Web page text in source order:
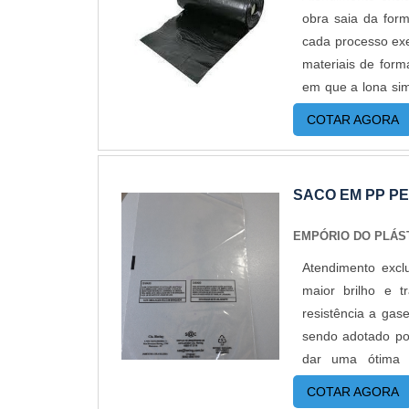
como o zip. O
também, isso
zip simplifica o
com o cliente.
Empório do
custos reduzidos.
até em pequenas
obra saia da
cada processo
materiais de
em que a lona
uma simples
plásticas
obras. Nesse
custo benefício;
umidade, daí a
novo número de
portanto, é
quais materiais
COM A
fábricas ainda
COTAR AGORA
SACO EM PP
EMPÓRIO DO
Atendimento
maior brilho e
resistência a
sendo adotado
dar uma ótima
produtos
COTAR AGORA